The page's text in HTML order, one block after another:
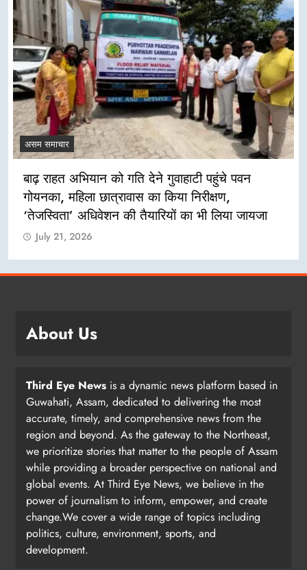
असम समाचार
बाढ़ राहत अभियान को गति देने गुवाहाटी पहुंचे पवन
गोयनका, महिला छात्रावास का किया निरीक्षण,
‘तेजस्विता’ अधिवेशन की तैयारियों का भी लिया जायजा
July 21, 2026
About Us
Third Eye News is a dynamic news platform based in
Guwahati, Assam, dedicated to delivering the most
accurate, timely, and comprehensive news from the
region and beyond. As the gateway to the Northeast,
we prioritize stories that matter to the people of Assam
while providing a broader perspective on national and
global events. At Third Eye News, we believe in the
power of journalism to inform, empower, and create
change.We cover a wide range of topics including
politics, culture, environment, sports, and
development.